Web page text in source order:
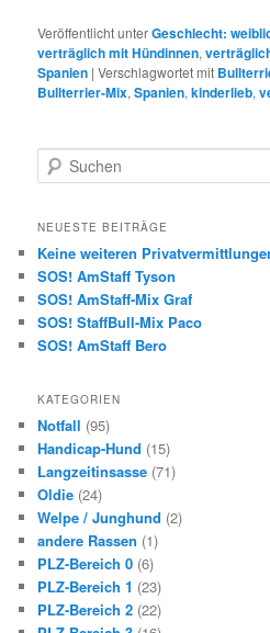
Veröffentlicht unterGeschlecht:
verträglich mit Hündinnen,
Spanien |Verschlagwortet mit
Bullterrier-Mix,Spanien,kinderlieb,
u
h
n
NEUESTE BEITRÄGE
Keine weiteren
SOS! AmStaff Tyson
SOS! AmStaff-Mix Graf
SOS! StaffBull-Mix Paco
SOS! AmStaff Bero
KATEGORIEN
Notfall (95)
Handicap-Hund (15)
Langzeitinsasse (71)
Oldie (24)
Welpe / Junghund (2)
andere Rassen (1)
PLZ-Bereich 0 (6)
PLZ-Bereich 1 (23)
PLZ-Bereich 2 (22)